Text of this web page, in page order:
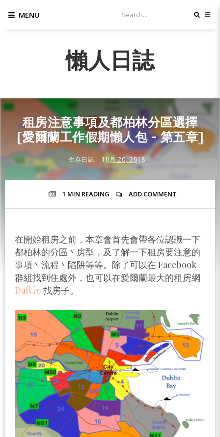
MENU
懶人日誌
租房注意事項及都柏林分區選擇
[愛爾蘭工作假期懶人包 - 第五章]
生存日誌 10月 20, 2018
1 MIN READING ADD COMMENT
在開始租房之前，本章會首先會帶各位認識一下
都柏林的分區丶房型，及了解一下租房要注意的
事項丶流程丶陷阱等等。除了可以在 Facebook
群組找到住處外，也可以在愛爾蘭最大的租房網
Daft.ie 找房子。